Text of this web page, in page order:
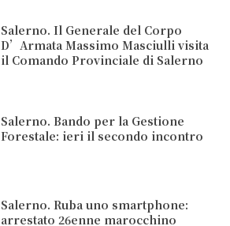
Salerno. Il Generale del Corpo
D’Armata Massimo Masciulli visita
il Comando Provinciale di Salerno
Salerno. Bando per la Gestione
Forestale: ieri il secondo incontro
Salerno. Ruba uno smartphone:
arrestato 26enne marocchino